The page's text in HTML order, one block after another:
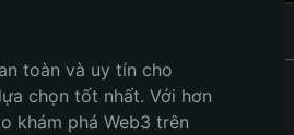
toàn và uy tín cho
chọn tốt nhất. Với hơn
khám phá Web3 trên